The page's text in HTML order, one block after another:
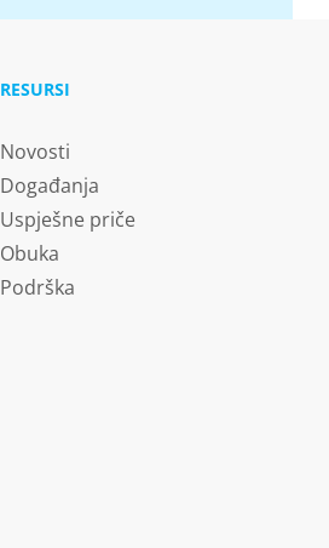
RESURSI
Novosti
Događanja
Uspješne priče
Obuka
Podrška